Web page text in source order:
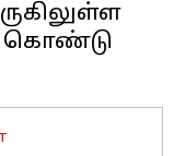
கொண்டு